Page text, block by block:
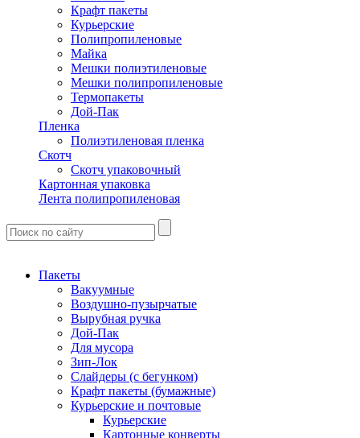
Крафт пакеты
Курьерские
Полипропиленовые
Майка
Мешки полиэтиленовые
Мешки полипропиленовые
Термопакеты
Дой-Пак
Пленка
Полиэтиленовая пленка
Скотч
Скотч упаковочный
Картонная упаковка
Лента полипропиленовая
Пакеты
Вакуумные
Воздушно-пузырчатые
Вырубная ручка
Дой-Пак
Для мусора
Зип-Лок
Слайдеры (с бегунком)
Крафт пакеты (бумажные)
Курьерские и почтовые
Курьерские
Картонные конверты